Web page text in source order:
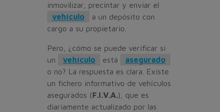
inmovilizar, precintar y enviar el
vehículo
a un depósito con
cargo a su propietario.
Pero, ¿cómo se puede verificar si
un
vehículo está
asegurado
o no? La respuesta es clara. Existe
un fichero informativo de vehículos
asegurados (F.I.V.A.), que es
diariamente actualizado por las